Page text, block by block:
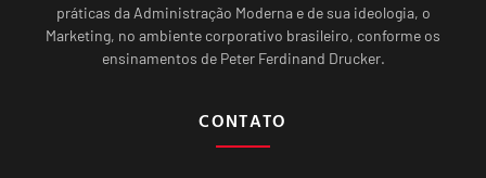
práticas da Administração Moderna e de sua ideologia, o
Marketing, no ambiente corporativo brasileiro, conforme os
ensinamentos de Peter Ferdinand Drucker.
CONTATO